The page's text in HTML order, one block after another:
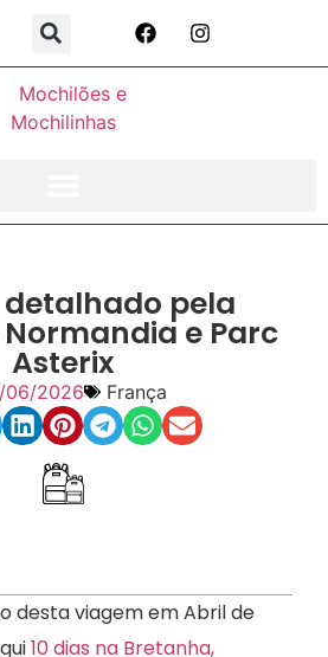
detalhado pela
e Parc
Asterix
06/2026 França
desta viagem em Abril de
10 dias na Bretanha,